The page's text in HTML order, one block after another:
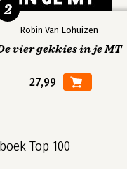
Robin Van Lohuizen
vier gekkies in je MT
27,99
2
Top 100